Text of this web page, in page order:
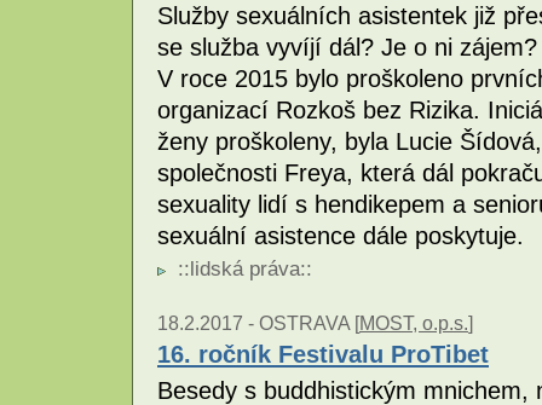
Služby sexuálních asistentek již
se služba vyvíjí dál? Je o ni
V roce 2015 bylo proškoleno
organizací Rozkoš bez Rizika.
ženy proškoleny, byla Lucie
společnosti Freya, která dál
sexuality lidí s hendikepem a
sexuální asistence dále poskytuje.
::lidská práva::
18.2.2017 - OSTRAVA [MOST, o.p.s.]
16. ročník Festivalu ProTibet
Besedy s buddhistickým